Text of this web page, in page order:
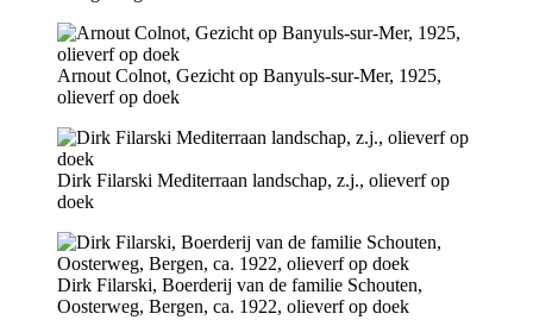
Arnout Colnot, Gezicht op Banyuls-sur-Mer, 1925,
olieverf op doek
Dirk Filarski Mediterraan landschap, z.j., olieverf op
doek
Dirk Filarski, Boerderij van de familie Schouten,
Oosterweg, Bergen, ca. 1922, olieverf op doek